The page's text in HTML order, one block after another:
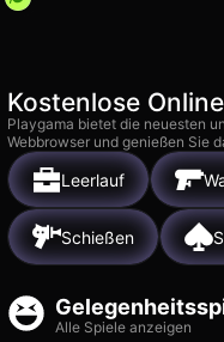
Kostenlose
Playgama bietet die neuesten
Webbrowser und genießen Sie
Leerlauf
Schießen
Alle Spiele anzeigen